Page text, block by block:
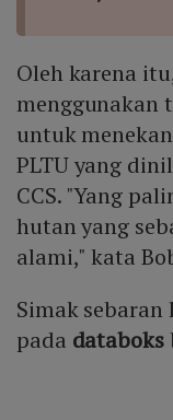
Oleh karena
menggunakan
untuk
PLTU yang
CCS. "Yang
hutan yang
alami," kata
Simak sebaran
pada databoks